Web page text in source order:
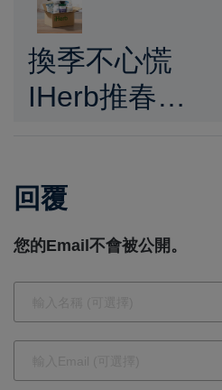
換季不心慌
IHerb推春季
寶 6 款營養
好物
回覆
您的Email不會被公開。